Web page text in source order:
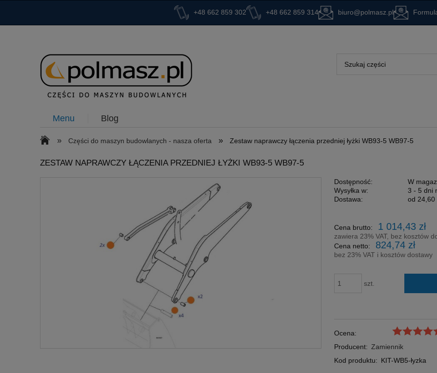
+48 662 859 302 +48 662 859 314 biuro@polmasz.pl
Menu Blog
» Części do maszyn budowlanych - nasza oferta » Zestaw naprawczy łączenia przedniej łyżki WB93-5 WB97-5
ZESTAW NAPRAWCZY ŁĄCZENIA PRZEDNIEJ ŁYŻKI WB93-5 WB97-5
Dostępność:
W
Wysyłka w:
3 - 5 dni
Dostawa:
od 24,60
płatności
Cena brutto: 1 014,43 zł
zawiera 23% VAT, bez kosztów
Cena netto:
824,74 zł
bez 23% VAT i kosztów dostawy
szt.
Ocena:
Producent: Zamiennik
Kod produktu: KIT-WB5-łyzka